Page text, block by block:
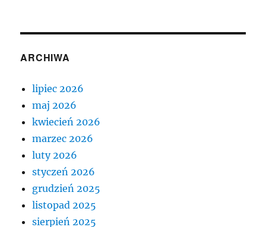
ARCHIWA
lipiec 2026
maj 2026
kwiecień 2026
marzec 2026
luty 2026
styczeń 2026
grudzień 2025
listopad 2025
sierpień 2025